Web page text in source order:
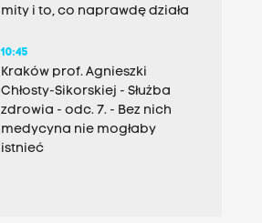
mity i to, co naprawdę działa
10:45
Kraków prof. Agnieszki
Chłosty-Sikorskiej - Służba
zdrowia - odc. 7. - Bez nich
medycyna nie mogłaby
istnieć